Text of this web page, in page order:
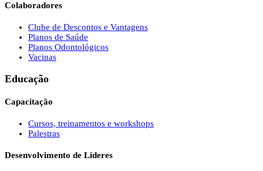
Colaboradores
Clube de Descontos e Vantagens
Planos de Saúde
Planos Odontológicos
Vacinas
Educação
Capacitação
Cursos, treinamentos e workshops
Palestras
Desenvolvimento de Líderes